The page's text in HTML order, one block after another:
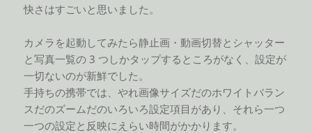
快さはすごいと思いました。
カメラを起動してみたら静止画・動画切替とシャッター
と写真一覧の 3 つしかタップするところがなく、設定が
一切ないのが新鮮でした。
手持ちの携帯では、やれ画像サイズだのホワイトバラン
スだのズームだのいろいろ設定項目があり、それら一つ
一つの設定と反映にえらい時間がかかります。